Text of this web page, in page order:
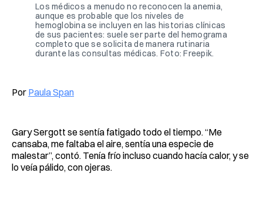
Los médicos a menudo no reconocen la anemia,
aunque es probable que los niveles de
hemoglobina se incluyen en las historias clínicas
de sus pacientes: suele ser parte del hemograma
completo que se solicita de manera rutinaria
durante las consultas médicas. Foto: Freepik.
Por Paula Span
Gary Sergott se sentía fatigado todo el tiempo. “Me
cansaba, me faltaba el aire, sentía una especie de
malestar”, contó. Tenía frío incluso cuando hacía calor, y se
lo veía pálido, con ojeras.